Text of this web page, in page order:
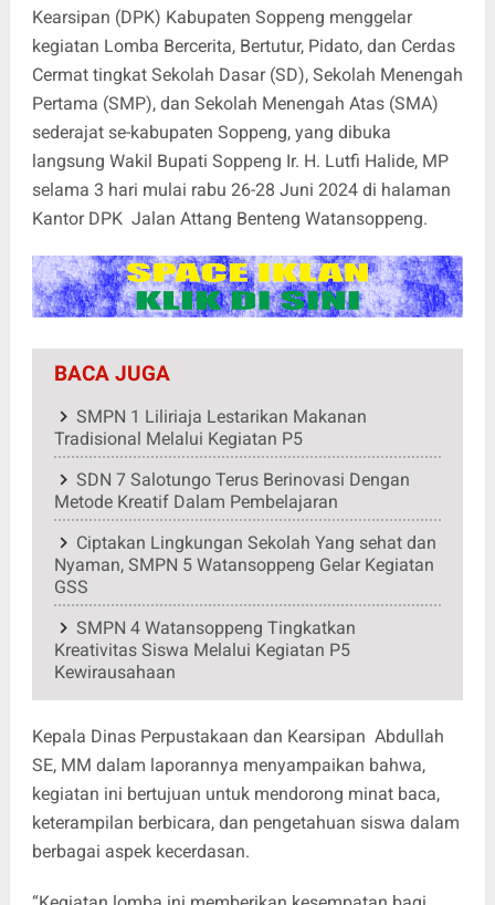
Kearsipan (DPK) Kabupaten Soppeng menggelar
kegiatan Lomba Bercerita, Bertutur, Pidato, dan Cerdas
Cermat tingkat Sekolah Dasar (SD), Sekolah Menengah
Pertama (SMP), dan Sekolah Menengah Atas (SMA)
sederajat se-kabupaten Soppeng, yang dibuka
langsung Wakil Bupati Soppeng Ir. H. Lutfi Halide, MP
selama 3 hari mulai rabu 26-28 Juni 2024 di halaman
Kantor DPK Jalan Attang Benteng Watansoppeng.
BACA JUGA
SMPN 1 Liliriaja Lestarikan Makanan
Tradisional Melalui Kegiatan P5
SDN 7 Salotungo Terus Berinovasi Dengan
Metode Kreatif Dalam Pembelajaran
Ciptakan Lingkungan Sekolah Yang sehat dan
Nyaman, SMPN 5 Watansoppeng Gelar Kegiatan
GSS
SMPN 4 Watansoppeng Tingkatkan
Kreativitas Siswa Melalui Kegiatan P5
Kewirausahaan
Kepala Dinas Perpustakaan dan Kearsipan Abdullah
SE, MM dalam laporannya menyampaikan bahwa,
kegiatan ini bertujuan untuk mendorong minat baca,
keterampilan berbicara, dan pengetahuan siswa dalam
berbagai aspek kecerdasan.